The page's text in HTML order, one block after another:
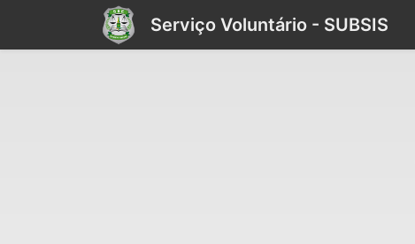
Serviço Voluntário - SUBSIS